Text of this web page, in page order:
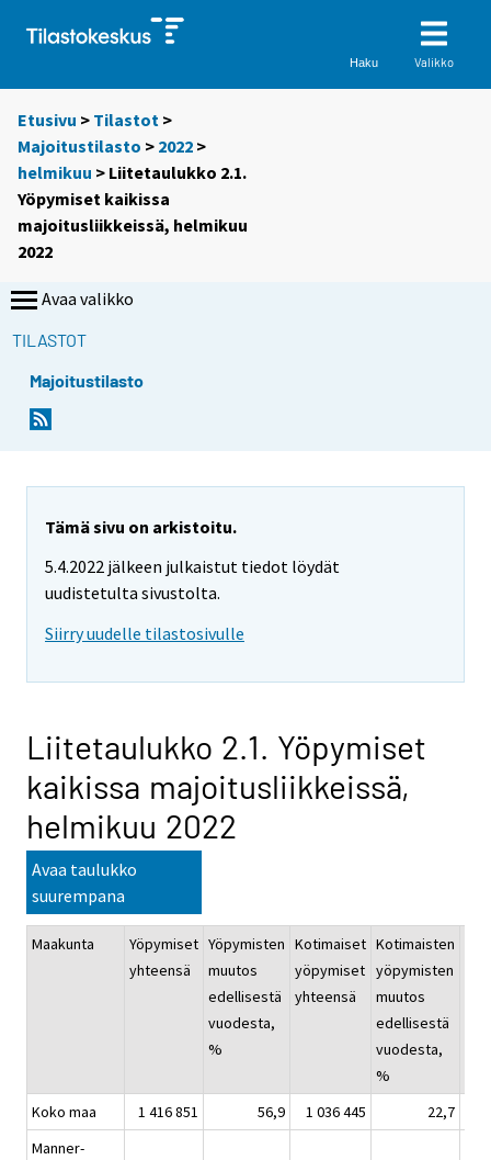
Haku Valikko
Etusivu > Tilastot >
Majoitustilasto > 2022 >
helmikuu > Liitetaulukko 2.1.
Yöpymiset kaikissa
majoitusliikkeissä, helmikuu
2022
Avaa valikko
TILASTOT
Majoitustilasto
Tämä sivu on arkistoitu.
5.4.2022 jälkeen julkaistut tiedot löydät
uudistetulta sivustolta.
Siirry uudelle tilastosivulle
Liitetaulukko 2.1. Yöpymiset
kaikissa majoitusliikkeissä,
helmikuu 2022
Avaa taulukko
suurempana
Maakunta
Yöpymiset
yhteensä
Yöpymisten
muutos
edellisestä
vuodesta,
%
Kotimaiset
yöpymiset
yhteensä
Kotimaisten
yöpymisten
muutos
edellisestä
vuodesta,
%
Koko maa 1 416 851 56,9 1 036 445 22,7
Manner-